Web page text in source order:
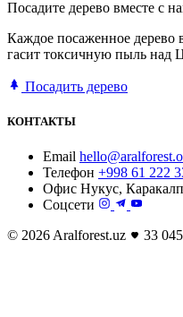
Посадите дерево вместе с
Каждое посаженное дерево
гасит токсичную пыль над
Посадить дерево
КОНТАКТЫ
Email
Телефон +998 61 222
Офис Нукус,
Соцсети
© 2026 Aralforest.uz
33